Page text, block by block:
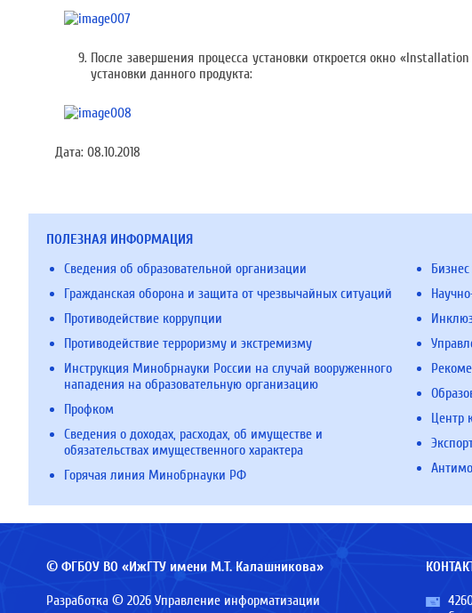
После завершения процесса установки откроется окно
установки данного продукта:
Дата: 08.10.2018
ПОЛЕЗНАЯ ИНФОРМАЦИЯ
Сведения об образовательной организации
Гражданская оборона и защита от чрезвычайных ситуаций
Противодействие коррупции
Противодействие терроризму и экстремизму
Инструкция Минобрнауки России на случай вооруженного
нападения на образовательную организацию
Профком
Сведения о доходах, расходах, об имуществе и
обязательствах имущественного характера
Горячая линия Минобрнауки РФ
Центр
© ФГБОУ ВО «ИжГТУ имени М.Т. Калашникова»
Разработка © 2026 Управление информатизации